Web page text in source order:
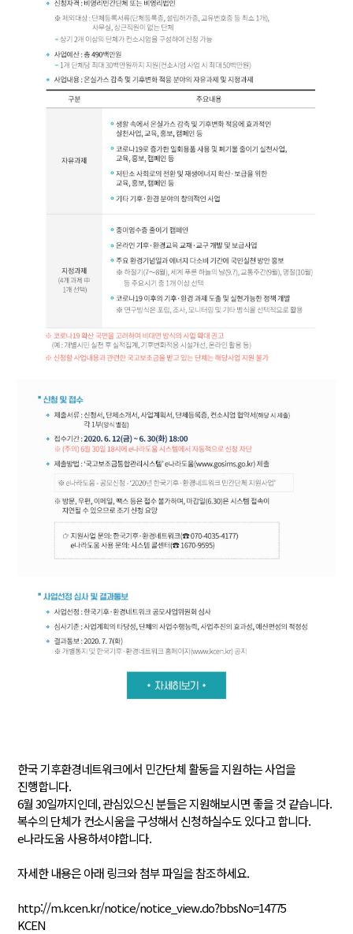
한국 기후환경네트워크에서 민간단체 활동을 지원하는 사업을
진행합니다.
6월 30일까지인데, 관심있으신 분들은 지원해보시면 좋을 것 같습니다.
복수의 단체가 컨소시움을 구성해서 신청하실수도 있다고 합니다.
e나라도움 사용하셔야합니다.
자세한 내용은 아래 링크와 첨부 파일을 참조하세요.
http://m.kcen.kr/notice/notice_view.do?bbsNo=14775
KCEN